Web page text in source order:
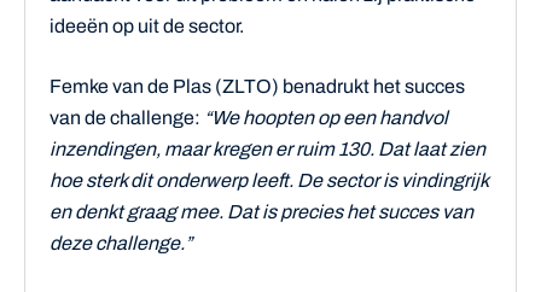
ideeën op uit de sector.
Femke van de Plas (ZLTO) benadrukt het succes
van de challenge: “We hoopten op een handvol
inzendingen, maar kregen er ruim 130. Dat laat zien
hoe sterk dit onderwerp leeft. De sector is vindingrijk
en denkt graag mee. Dat is precies het succes van
deze challenge.”